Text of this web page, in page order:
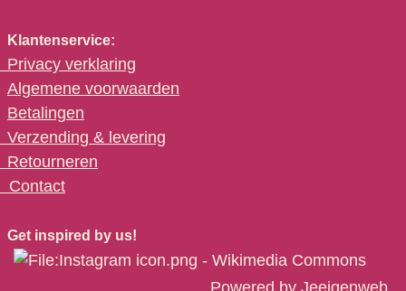
Klantenservice:
Privacy verklaring
Algemene voorwaarden
Betalingen
Verzending & levering
Retourneren
Contact
Get inspired by us!
Powered by Jeeigenweb